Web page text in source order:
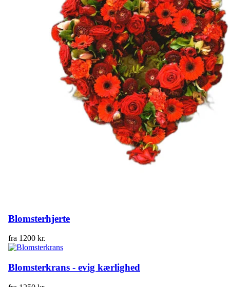
Blomsterhjerte
fra 1200 kr.
Blomsterkrans - evig kærlighed